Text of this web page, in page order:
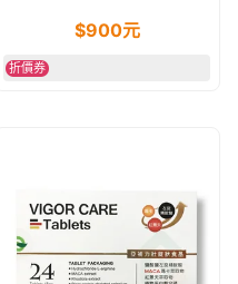
$900元
折價券